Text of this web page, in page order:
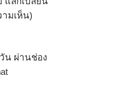
ามเห็น)
น ผ่านช่อง